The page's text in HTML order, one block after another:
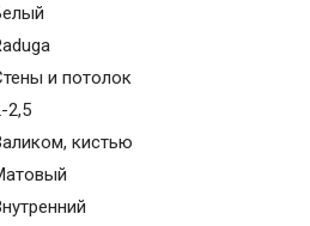
и потолок
2,5
кистью
инструмент
отделочных работ